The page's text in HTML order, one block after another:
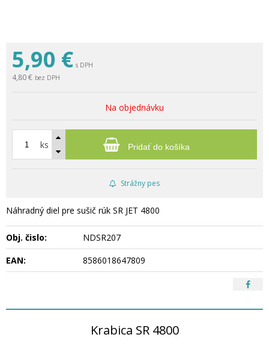
5,90 € s DPH
4,80 € bez DPH
Na objednávku
ks Pridať do košíka
Strážny pes
Náhradný diel pre sušič rúk SR JET 4800
Obj. čislo:
NDSR207
EAN:
8586018647809
Krabica SR 4800